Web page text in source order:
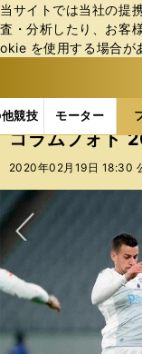
当サイトでは当社の提
査・分析したり、お客
okie を使⽤する場合が
競技 モーター
b
ス
ポ
ル
ィ
ー
バ
フォトギャラリ
コラムフォト
2020年02月19日 18:30
次へ